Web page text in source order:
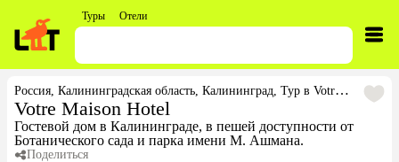
Туры Отели
Россия, Калининградская область, Калининград, Тур в Votre Maison Hotel
Votre Maison Hotel
Гостевой дом в Калининграде, в пешей доступности от
Ботанического сада и парка имени М. Ашмана.
Поделиться